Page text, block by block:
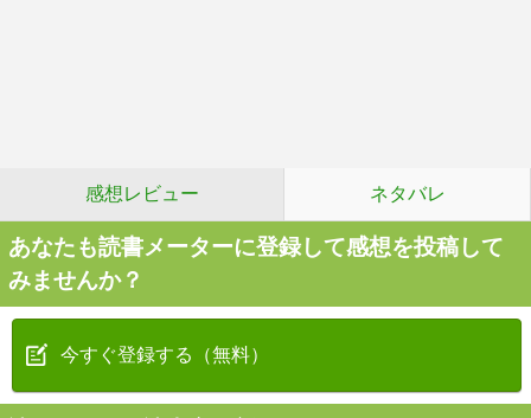
感想レビュー ネタバレ
あなたも読書メーターに登録して感想を投稿して
みませんか？
今すぐ登録する（無料）